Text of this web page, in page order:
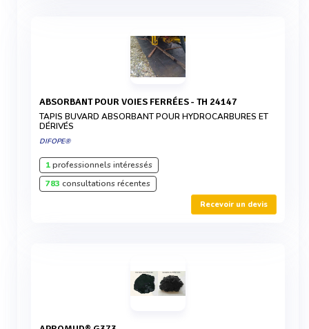
ABSORBANT POUR VOIES FERRÉES - TH 24147
TAPIS BUVARD ABSORBANT POUR HYDROCARBURES ET
DÉRIVÉS
DIFOPE®
1professionnels intéressés
783 consultations récentes
Recevoir un devis